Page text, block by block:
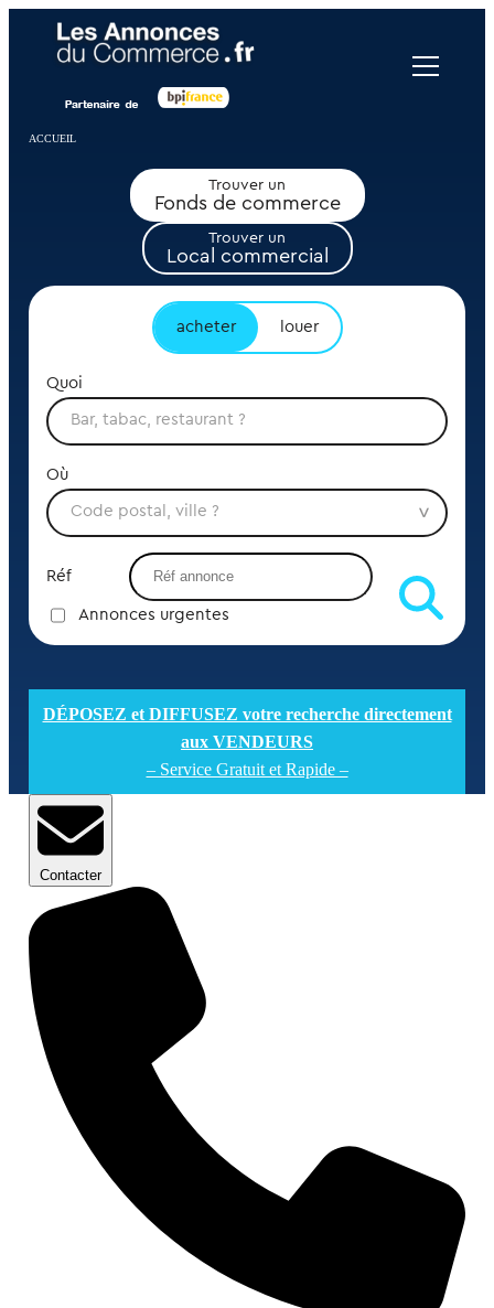
ACCUEIL
Trouver un
Fonds de commerce
Trouver un
Local commercial
acheter louer
Quoi
Où
Réf
Annonces urgentes
DÉPOSEZ et DIFFUSEZ votre recherche directement
aux VENDEURS
– Service Gratuit et Rapide –
Contacter
Panneau de gestion des cookies